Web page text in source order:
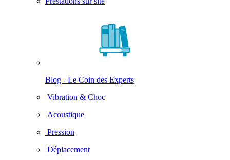
Blog - Le Coin des Experts
Vibration & Choc
Acoustique
Pression
Déplacement